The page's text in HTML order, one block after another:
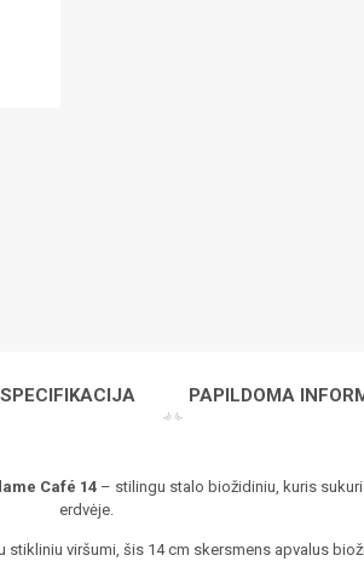
SPECIFIKACIJA PAPILDOMA
Café 14– stilingu stalo biožidiniu, kuris
erdvėje.
viršumi, šis 14 cm skersmens apvalus